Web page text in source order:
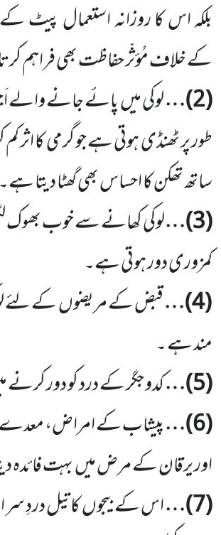
بلکہ اس کا روزانہ استعمال پیٹ
کے خلاف مُؤثّر حفاظت بھی فراہم
(
2
)…لوکی میںپائے جانے والے
طور پر ٹھنڈی ہوتی ہے جو گرمی کا
ساتھ تھکن کا احساس بھی گھٹا دیتا ہے۔
(
3
)…لوکی کھانے سے خوب بھوک
کمزوری دور ہوتی ہے۔
(
4
)…قبض کے مریضوںکے لئے
مند ہے ۔
(
5
)…کدو جگر کے درد کو دور کرنے
(
6
)…پیشاب کے امراض،
اور یرقان کے مرض میںبہت فائدہ
(
7
)…اس کے بیجوںکا تیل دردِ